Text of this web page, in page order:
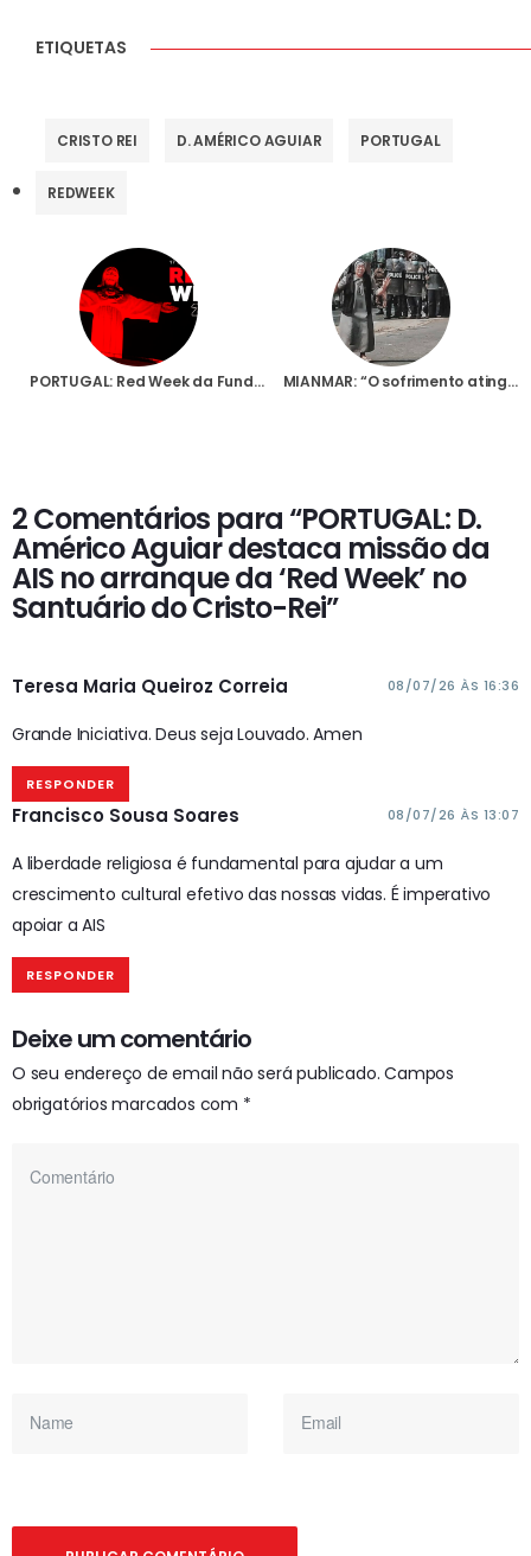
ETIQUETAS
CRISTO REI D. AMÉRICO AGUIAR PORTUGAL
REDWEEK
PORTUGAL: Red Week da Fundação AIS arranca este sábado, dia 18, no Santuário do Cristo Rei MIANMAR: “O sofrimento atingiu um ponto crítico”, alerta presidente da Fundação AIS, pedindo orações pela paz
2 Comentários para “PORTUGAL: D.
Américo Aguiar destaca missão da
AIS no arranque da ‘Red Week’ no
Santuário do Cristo-Rei”
Teresa Maria Queiroz Correia 08/07/26 ÀS 16:36
Grande Iniciativa. Deus seja Louvado. Amen
RESPONDER
Francisco Sousa Soares 08/07/26 ÀS 13:07
A liberdade religiosa é fundamental para ajudar a um
crescimento cultural efetivo das nossas vidas. É imperativo
apoiar a AIS
RESPONDER
Deixe um comentário
O seu endereço de email não será publicado. Campos
obrigatórios marcados com *